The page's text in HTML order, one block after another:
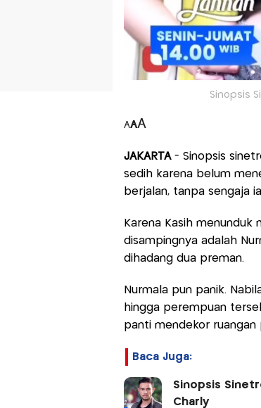
Sinopsis
AAA
JAKARTA- Sinopsis
sedih karena belum
berjalan, tanpa sengaja
Karena Kasih
disampingnya adalah
dihadang dua preman.
Nurmala pun panik.
hingga perempuan
panti mendekor ruangan
Baca Juga:
Sinopsis
Charly